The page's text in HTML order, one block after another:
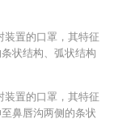
装置的口罩，其特征
状结构、弧状结构
装置的口罩，其特征
鼻唇沟两侧的条状